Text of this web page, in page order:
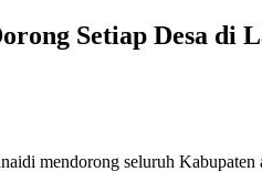
Setiap Desa di
mendorong seluruh Kabupaten